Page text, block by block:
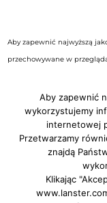
Aby zapewnić najwyższą
przechowywane w
prywatności iAby zapewnić
wykorzystujemy
internetowej
Przetwarzamy
znajdą
Klikając